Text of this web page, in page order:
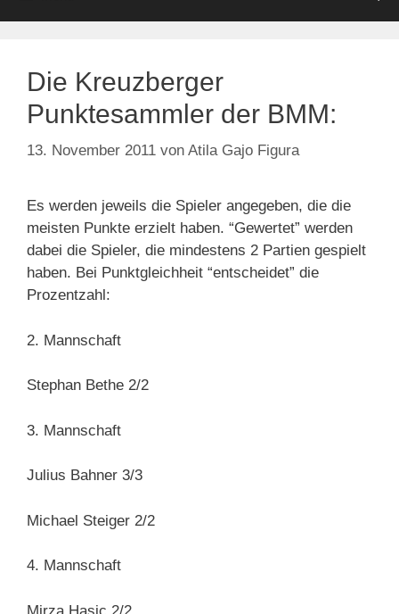
Die Kreuzberger
Punktesammler der BMM:
13. November 2011 von Atila Gajo Figura
Es werden jeweils die Spieler angegeben, die die
meisten Punkte erzielt haben. “Gewertet” werden
dabei die Spieler, die mindestens 2 Partien gespielt
haben. Bei Punktgleichheit “entscheidet” die
Prozentzahl:
2. Mannschaft
Stephan Bethe 2/2
3. Mannschaft
Julius Bahner 3/3
Michael Steiger 2/2
4. Mannschaft